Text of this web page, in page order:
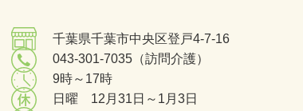
千葉県千葉市中央区登戸4-7-16
043-301-7035（訪問介護）
9時～17時
日曜 12月31日～1月3日